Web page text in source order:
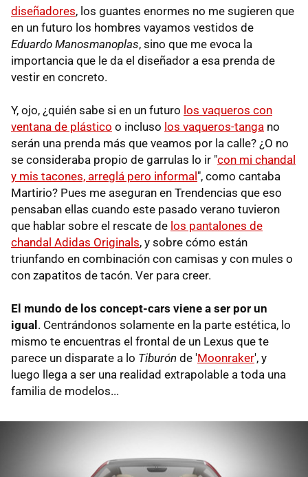
diseñadores, los guantes enormes no me sugieren que
en un futuro los hombres vayamos vestidos de
Eduardo Manosmanoplas, sino que me evoca la
importancia que le da el diseñador a esa prenda de
vestir en concreto.
Y, ojo, ¿quién sabe si en un futuro los vaqueros con
ventana de plástico o incluso los vaqueros-tanga no
serán una prenda más que veamos por la calle? ¿O no
se consideraba propio de garrulas lo ir "con mi chandal
y mis tacones, arreglá pero informal", como cantaba
Martirio? Pues me aseguran en Trendencias que eso
pensaban ellas cuando este pasado verano tuvieron
que hablar sobre el rescate de los pantalones de
chandal Adidas Originals, y sobre cómo están
triunfando en combinación con camisas y con mules o
con zapatitos de tacón. Ver para creer.
El mundo de los concept-cars viene a ser por un
igual. Centrándonos solamente en la parte estética, lo
mismo te encuentras el frontal de un Lexus que te
parece un disparate a lo Tiburón de 'Moonraker', y
luego llega a ser una realidad extrapolable a toda una
familia de modelos...